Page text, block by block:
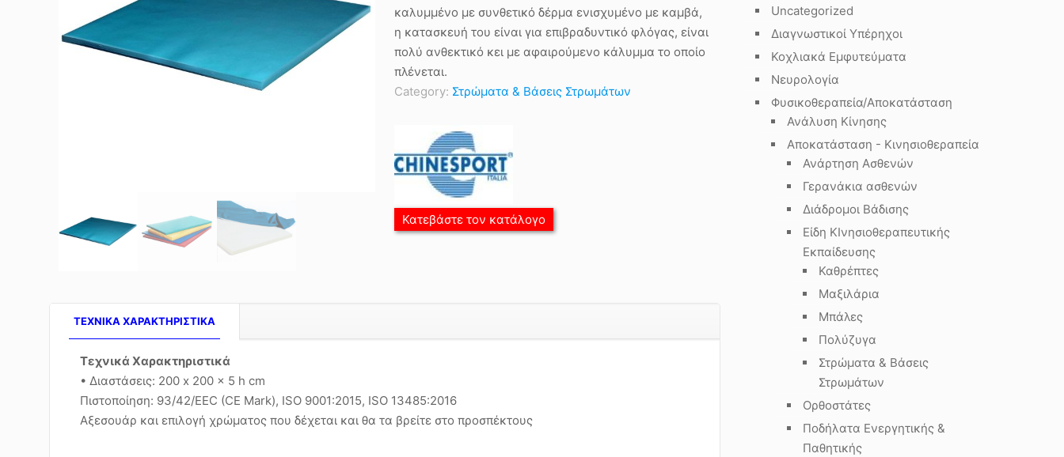
καλυμμένο με συνθετικό δέρμα ενισχυμένο με καμβά,
η κατασκευή του είναι για επιβραδυντικό φλόγας, είναι
πολύ ανθεκτικό κει με αφαιρούμενο κάλυμμα το οποίο
πλένεται.
Category: Στρώματα & Βάσεις Στρωμάτων
Κατεβάστε τον κατάλογο
TEXNIKA ΧΑΡΑΚΤΗΡΙΣΤΙΚΑ
Τεχνικά Χαρακτηριστικά
• Διαστάσεις: 200 x 200 x 5 h cm
Πιστοποίηση: 93/42/EEC (CE Mark), ISO 9001:2015, ISO 13485:2016
Αξεσουάρ και επιλογή χρώματος που δέχεται και θα τα βρείτε στο προσπέκτους
Uncategorized
Διαγνωστικοί Υπέρηχοι
Κοχλιακά Εμφυτεύματα
Νευρολογία
Φυσικοθεραπεία/Αποκατάσταση
Ανάλυση Κίνησης
Αποκατάσταση - Κινησιοθεραπεία
Ανάρτηση Ασθενών
Γερανάκια ασθενών
Διάδρομοι Βάδισης
Είδη ΚΙνησιοθεραπευτικής
Εκπαίδευσης
Καθρέπτες
Μαξιλάρια
Μπάλες
Πολύζυγα
Στρώματα & Βάσεις
Στρωμάτων
Ορθοστάτες
Ποδήλατα Ενεργητικής &
Παθητικής